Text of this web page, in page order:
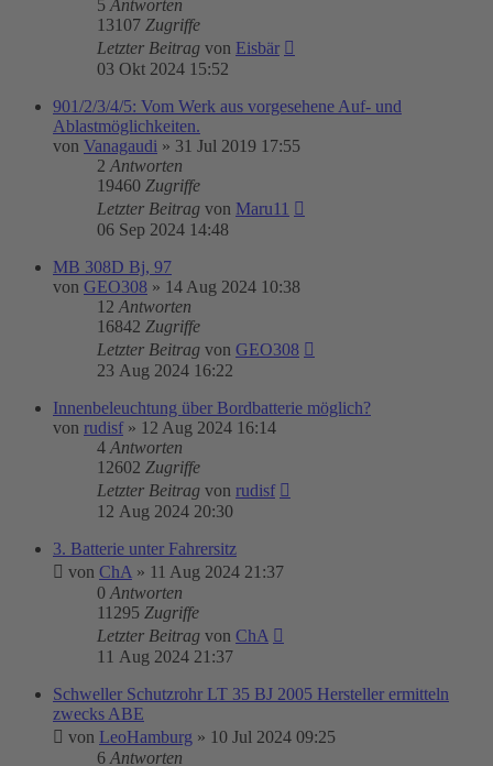
5 Antworten
13107 Zugriffe
Letzter Beitrag von Eisbär
03 Okt 2024 15:52
901/2/3/4/5: Vom Werk aus vorgesehene Auf- und
Ablastmöglichkeiten.
von Vanagaudi » 31 Jul 2019 17:55
2 Antworten
19460 Zugriffe
Letzter Beitrag von Maru11
06 Sep 2024 14:48
MB 308D Bj, 97
von GEO308 » 14 Aug 2024 10:38
12 Antworten
16842 Zugriffe
Letzter Beitrag von GEO308
23 Aug 2024 16:22
Innenbeleuchtung über Bordbatterie möglich?
von rudisf » 12 Aug 2024 16:14
4 Antworten
12602 Zugriffe
Letzter Beitrag von rudisf
12 Aug 2024 20:30
3. Batterie unter Fahrersitz
von ChA » 11 Aug 2024 21:37
0 Antworten
11295 Zugriffe
Letzter Beitrag von ChA
11 Aug 2024 21:37
Schweller Schutzrohr LT 35 BJ 2005 Hersteller ermitteln
zwecks ABE
von LeoHamburg » 10 Jul 2024 09:25
6 Antworten